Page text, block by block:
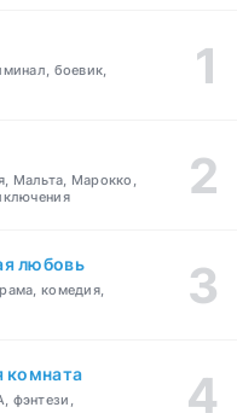
боевик,
Мальта, Марокко,
любовь
комедия,
комната
фэнтези,